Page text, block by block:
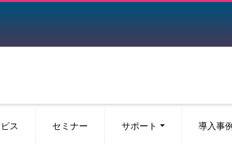
ス セミナー サポート 導入事例